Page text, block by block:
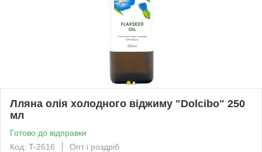
Лляна олія холодного віджиму "Dolcibo" 250
мл
Готово до відправки
Код: T-2616
Опт і роздріб